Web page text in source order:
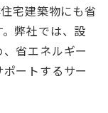
宅建築物にも省
弊社では、設
省エネルギー
ートするサー